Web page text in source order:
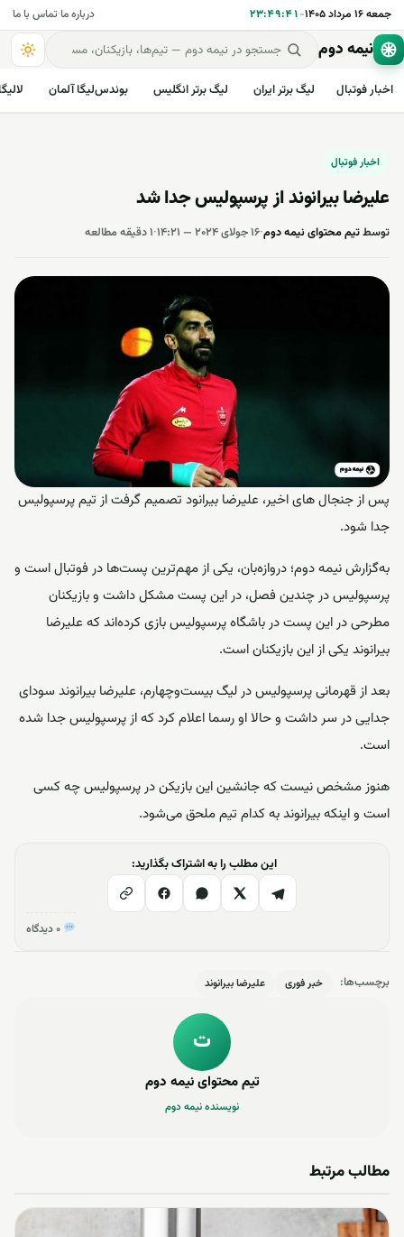
جمعه ۱۶ مرداد ۱۴۰۵ -۲۳:۴۹:۴۲ درباره ما·تماس با ما
نیمه دوم
اخبار فوتبال لیگ برتر ایران لیگ برتر انگلیس بوندس‌لیگا آلمان
اخبار فوتبال
علیرضا بیرانوند از پرسپولیس جدا شد
توسطتیم محتوای نیمه دوم·۱۶ جولای ۲۰۲۴ — ۱۴:۲۱ ·۱ دقیقه مطالعه
پس از جنجال های اخیر، علیرضا بیرانود تصمیم گرفت از تیم پرسپولیس
جدا شود.
به‌گزارشنیمه دوم؛ دروازه‌بان، یکی از مهم‌ترین پست‌ها در فوتبال است و
پرسپولیس در چندین فصل، در این پست مشکل داشت و بازیکنان
مطرحی در این پست در باشگاه پرسپولیس بازی کرده‌اند که علیرضا
بیرانوند یکی از این بازیکنان است.
بعد از قهرمانی پرسپولیس در لیگ بیست‌وچهارم، علیرضا بیرانوند سودای
جدایی در سر داشت و حالا او رسما اعلام کرد که از پرسپولیس جدا شده
است.
هنوز مشخص نیست که جانشین این بازیکن در پرسپولیس چه کسی
است و اینکه بیرانوند به کدام تیم ملحق می‌شود.
این مطلب را به اشتراک بگذارید:
برچسب‌ها: خبر فوری علیرضا بیرانوند
ت
تیم محتوای نیمه دوم
نویسنده نیمه دوم
مطالب مرتبط